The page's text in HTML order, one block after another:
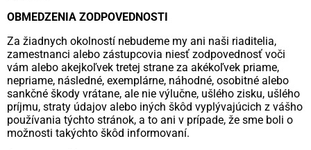
OBMEDZENIA ZODPOVEDNOSTI
Za žiadnych okolností nebudeme my ani naši riaditelia,
zamestnanci alebo zástupcovia niesť zodpovednosť voči
vám alebo akejkoľvek tretej strane za akékoľvek priame,
nepriame, následné, exemplárne, náhodné, osobitné alebo
sankčné škody vrátane, ale nie výlučne, ušlého zisku, ušlého
príjmu, straty údajov alebo iných škôd vyplývajúcich z vášho
používania týchto stránok, a to ani v prípade, že sme boli o
možnosti takýchto škôd informovaní.